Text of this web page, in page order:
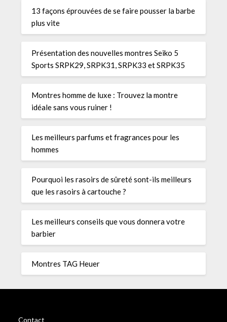
13 façons éprouvées de se faire pousser la barbe
plus vite
Présentation des nouvelles montres Seiko 5
Sports SRPK29, SRPK31, SRPK33 et SRPK35
Montres homme de luxe : Trouvez la montre
idéale sans vous ruiner !
Les meilleurs parfums et fragrances pour les
hommes
Pourquoi les rasoirs de sûreté sont-ils meilleurs
que les rasoirs à cartouche ?
Les meilleurs conseils que vous donnera votre
barbier
Montres TAG Heuer
Contact